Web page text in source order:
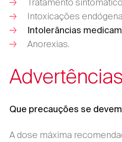
Tratamento
Intoxicações
Intolerâncias
Anorexias.
Que precauções se
A dose máxima